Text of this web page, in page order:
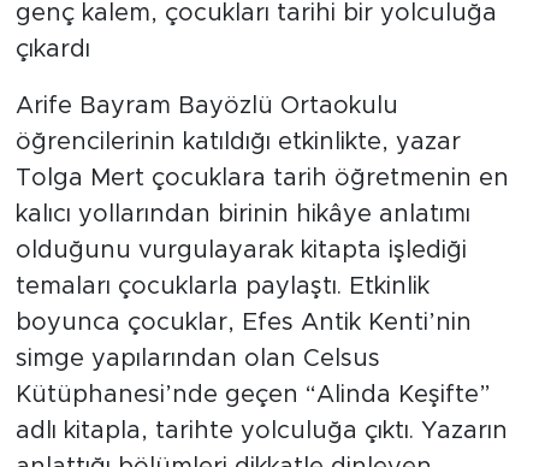
genç kalem, çocukları tarihi bir yolculuğa
çıkardı
Arife Bayram Bayözlü Ortaokulu
öğrencilerinin katıldığı etkinlikte, yazar
Tolga Mert çocuklara tarih öğretmenin en
kalıcı yollarından birinin hikâye anlatımı
olduğunu vurgulayarak kitapta işlediği
temaları çocuklarla paylaştı. Etkinlik
boyunca çocuklar, Efes Antik Kenti’nin
simge yapılarından olan Celsus
Kütüphanesi’nde geçen “Alinda Keşifte”
adlı kitapla, tarihte yolculuğa çıktı. Yazarın